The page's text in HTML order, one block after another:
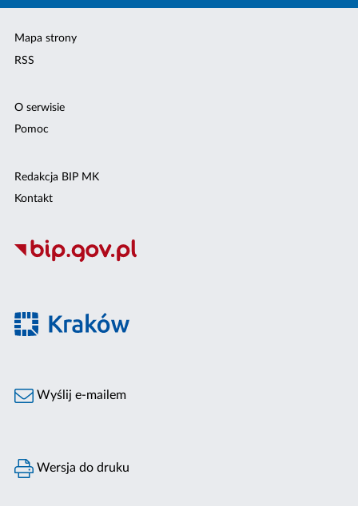
Mapa strony
RSS
O serwisie
Pomoc
Redakcja BIP MK
Kontakt
Wyślij e-mailem
Wersja do druku